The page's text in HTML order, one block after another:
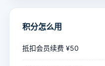
积分怎么用
抵扣会员续费 ¥50